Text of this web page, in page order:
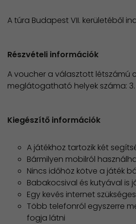
A túra Budapest VII. kerületéből
Részvételi információk
A voucher a választott létszámú
meglátogatható helyek száma: 3.
Kiegészítő információk
A játékhoz tartozik két
Bármilyen mobilról
Nincs időhöz kötve a játék
Babakocsival és kutyával is
Egy kevés internet szükséges
Több telefonról egyszerre
fogja látni